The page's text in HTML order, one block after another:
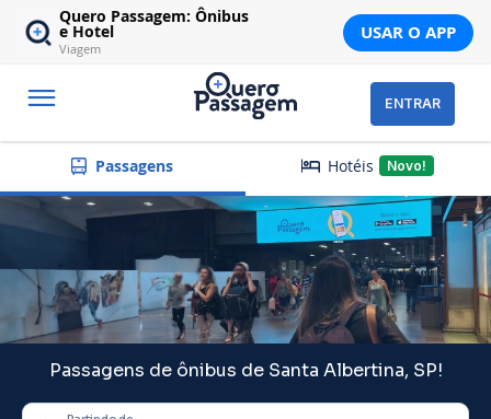
Quero Passagem: Ônibus
e Hotel
Viagem
USAR O APP
ENTRAR
Passagens Hotéis Novo!
Passagens de ônibus de Santa Albertina, SP!